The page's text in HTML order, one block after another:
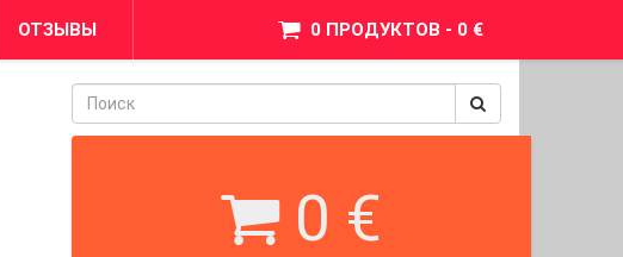
0 ПРОДУКТОВ - 0 €
ОТЗЫВЫ
0 €